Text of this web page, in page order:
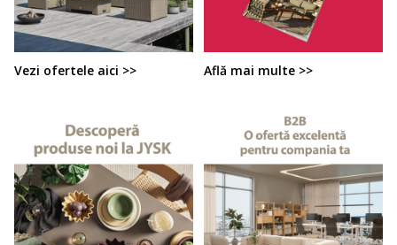
Vezi ofertele aici >> Află mai multe >>